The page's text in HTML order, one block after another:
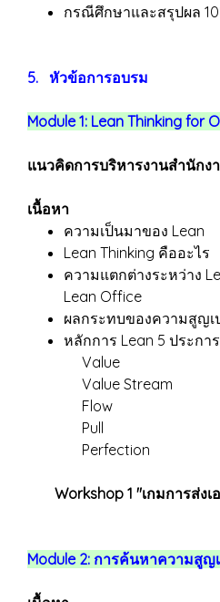
กรณีศึกษาและสรุปผล
5. หัวข้อการอบรม
Module 1: Lean Thinking for
แนวคิดการบริหารงานสำนักง
เนื้อหา
ความเป็นมาของ Lean
Lean Thinking คืออะไร
ความแตกต่างระหว่าง
Lean Office
ผลกระทบของความสูญเ
หลักการ Lean 5 ประการ
Value
Value Stream
Flow
Pull
Perfection
Workshop 1 "เกมการส่งเ
Module 2: การค้นหาความสูญ